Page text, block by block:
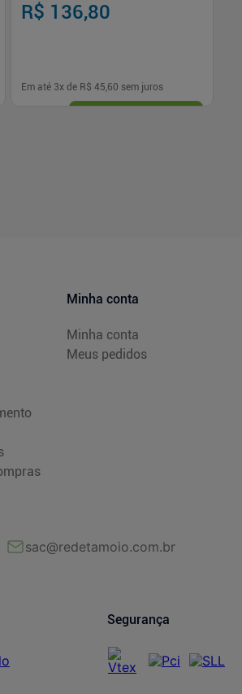
R$ 136,80
Em até 3x de R$ 45,60 sem juros
Minha conta
Minha conta
Meus pedidos
sac@redetamoio.com.br
Segurança